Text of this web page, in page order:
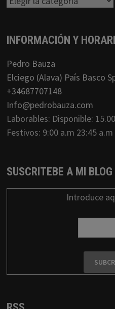
INFORMACIÓN Y
Pedro Bauza
Elciego (Alava) País Basco
+34687707148
Info@pedrobauza.com
Laborables: Disponible:
Festivos: 9:00 a.m 23:45 a.m
SUSCRITEBE A MI BLOG
Introduce